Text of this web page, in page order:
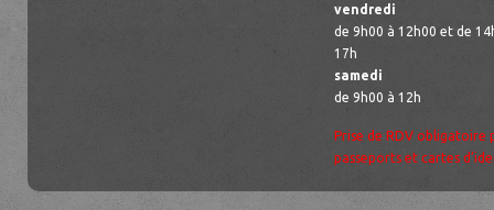
vendredi
de 9h00 à 12h00 et de
17h
samedi
de 9h00 à 12h
Prise de RDV obligatoire
passeports et cartes